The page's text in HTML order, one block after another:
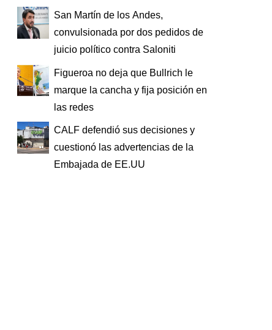
San Martín de los Andes,
convulsionada por dos pedidos de
juicio político contra Saloniti
Figueroa no deja que Bullrich le
marque la cancha y fija posición en
las redes
CALF defendió sus decisiones y
cuestionó las advertencias de la
Embajada de EE.UU